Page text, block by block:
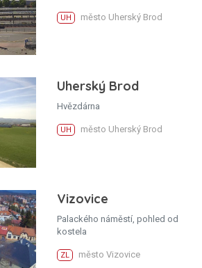
UH město Uherský Brod
Uherský Brod
Hvězdárna
UH město Uherský Brod
Vizovice
Palackého náměstí, pohled od
kostela
ZL město Vizovice